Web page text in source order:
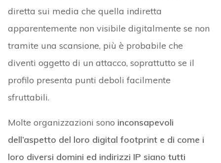
diretta sui media che quella indiretta
apparentemente non visibile digitalmente se non
tramite una scansione, più è probabile che
diventi oggetto di un attacco, soprattutto se il
profilo presenta punti deboli facilmente
sfruttabili.
Molte organizzazioni sono inconsapevoli
dell’aspetto del loro digital footprint e di come i
loro diversi domini ed indirizzi IP siano tutti